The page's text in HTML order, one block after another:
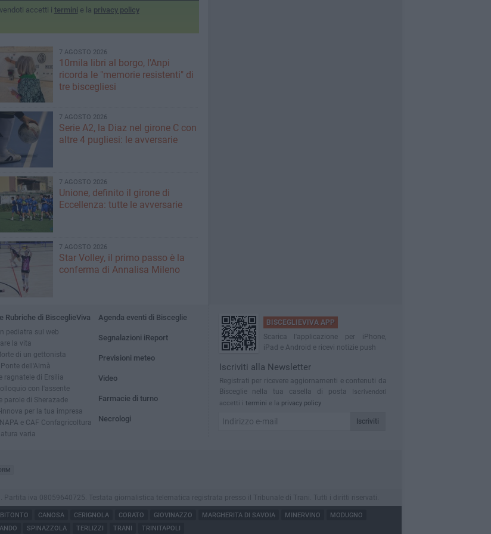
accetti i termini e la privacy policy
7 AGOSTO 2026
10mila libri al borgo, l'Anpi
ricorda le "memorie resistenti" di
tre biscegliesi
7 AGOSTO 2026
Serie A2, la Diaz nel girone C con
altre 4 pugliesi: le avversarie
7 AGOSTO 2026
Unione, definito il girone di
Eccellenza: tutte le avversarie
7 AGOSTO 2026
Star Volley, il primo passo è la
conferma di Annalisa Mileno
Rubriche di BisceglieViva
pediatra sul web
la vita
di un gettonista
dell'Almà
ragnatele di Ersilia
con l'assente
parole di Sherazade
innova per la tua impresa
e CAF Confagricoltura
varia
Agenda eventi di Bisceglie
Segnalazioni iReport
Previsioni meteo
Video
Farmacie di turno
Necrologi
BISCEGLIEVIVA APP
Scarica l'applicazione per iPhone,
iPad e Android e ricevi notizie push
Iscriviti alla Newsletter
Registrati per ricevere aggiornamenti e contenuti da
Bisceglie nella tua casella di posta
Iscrivendoti
accetti i termini e la privacy policy
Iscriviti
Partita iva 08059640725. Testata giornalistica telematica registrata presso il Tribunale di Trani. Tutti i diritti riservati.
BITONTO CANOSA CERIGNOLA CORATO GIOVINAZZO MARGHERITA DI SAVOIA MINERVINO
MODUGNO
SPINAZZOLA TERLIZZI TRANI TRINITAPOLI